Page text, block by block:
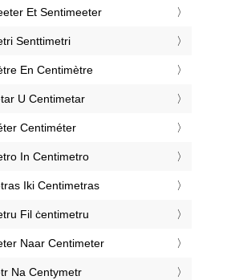
Et Sentimeeter
Senttimetri
En Centimètre
U Centimetar
Centiméter
In Centimetro
Iki Centimetras
Fil ċentimetru
Naar Centimeter
Na Centymetr